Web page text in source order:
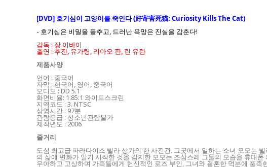
[DVD] 호기심이 고양이를 죽인다 (好寄害死猫: Curiosity Kills The Cat)
- 호기심은 비밀을 들추고, 드러난 욕망은 진실을 감춘다!
감독 : 장 이바이
출연 : 후진, 유가령, 리아오 판, 린 유란
제품사양
언어 : 중국어
자막 : 한국어, 영어, 중국어
오디오 : DD 5.1
화면비율: 1.85:1 와이드스크린
지역코드 : 3. NTSC
상영시간 : 97분
관람등급 : 청소년관람불가
제작년도 : 2006
줄거리
도심 최고급 파라다이스 빌라 상가의 한 사진관. 그곳에서 일하는 소녀 모모는
의 삶에 변화가 일기 시작한 것을 감지한 모모는 조심스레 그들의 모습을 휴대폰
우아하고 고상하며 가족들에게 헌신적인 로즈 부인, 그녀와 결혼한 덕분에 풍